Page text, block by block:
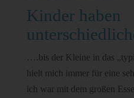
Kinder haben
….bis der Kleine in das
hielt mich immer für eine
ich war mit dem großen